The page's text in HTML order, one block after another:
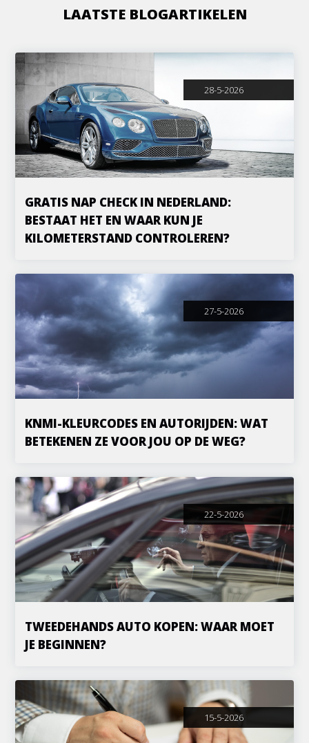
LAATSTE BLOGARTIKELEN
28-5-2026
GRATIS NAP CHECK IN NEDERLAND:
BESTAAT HET EN WAAR KUN JE
KILOMETERSTAND CONTROLEREN?
27-5-2026
KNMI-KLEURCODES EN AUTORIJDEN: WAT
BETEKENEN ZE VOOR JOU OP DE WEG?
22-5-2026
TWEEDEHANDS AUTO KOPEN: WAAR MOET
JE BEGINNEN?
15-5-2026